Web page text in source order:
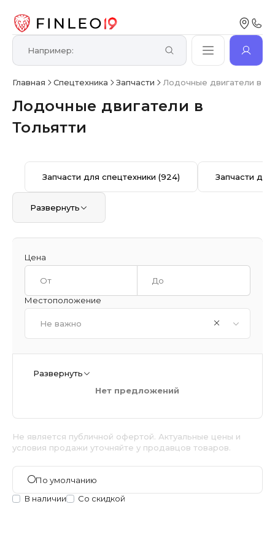
Главная Спецтехника Запчасти Лодочные двигатели в
Лодочные двигатели в
Тольятти
Запчасти для спецтехники(924) Запчасти
Развернуть
Цена
Местоположение
Не важно
Развернуть
Нет предложений
Не является публичной офертой. Актуальные цены и
условия продажи уточняйте у продавцов товаров.
По умолчанию
В наличии
Со скидкой